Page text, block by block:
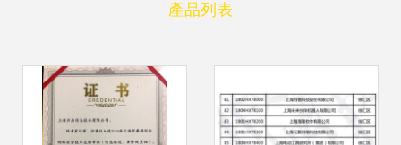
產品列表